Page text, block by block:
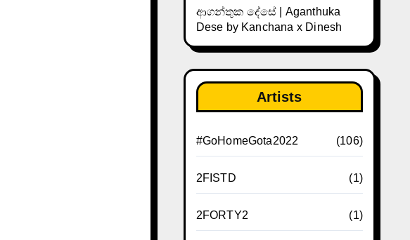
ආගන්තුක දේසේ | Aganthuka
Dese by Kanchana x Dinesh
Artists
#GoHomeGota2022 (106)
2FISTD (1)
2FORTY2 (1)